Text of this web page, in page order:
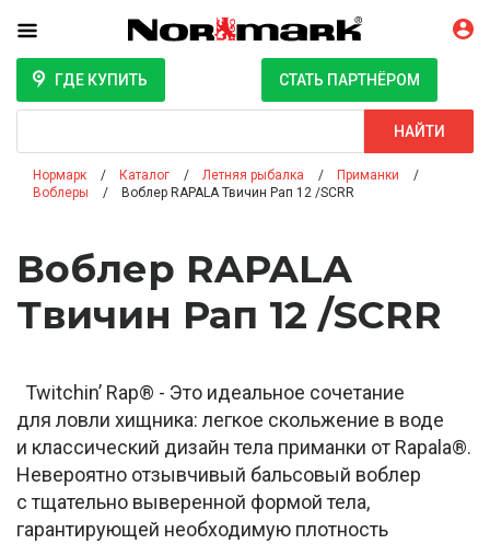
ГДЕ КУПИТЬ СТАТЬ ПАРТНЁРОМ
НАЙТИ
Нормарк Каталог Летняя рыбалка
Приманки
Воблеры
Воблер RAPALA Твичин Рап 12 /SCRR
Воблер RAPALA
Твичин Рап 12 /SCRR
Twitchin’ Rap® - Это идеальное сочетание
для ловли хищника: легкое скольжение в воде
и классический дизайн тела приманки от Rapala®.
Невероятно отзывчивый бальсовый воблер
с тщательно выверенной формой тела,
гарантирующей необходимую плотность